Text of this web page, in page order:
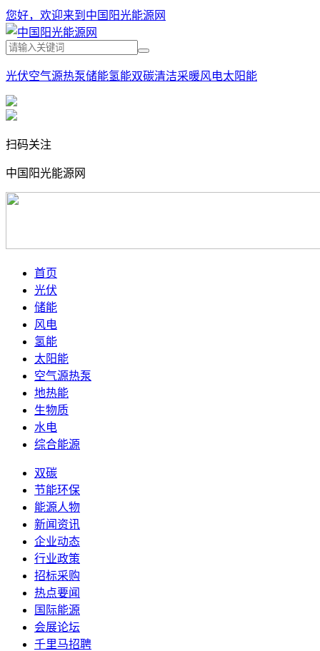
您好，欢迎来到中国阳光能源网
光伏空气源热泵储能氢能双碳清洁采暖风电太阳能
扫码关注
中国阳光能源网
首页
光伏
储能
风电
氢能
太阳能
空气源热泵
地热能
生物质
水电
综合能源
双碳
节能环保
能源人物
新闻资讯
企业动态
行业政策
招标采购
热点要闻
国际能源
会展论坛
千里马招聘